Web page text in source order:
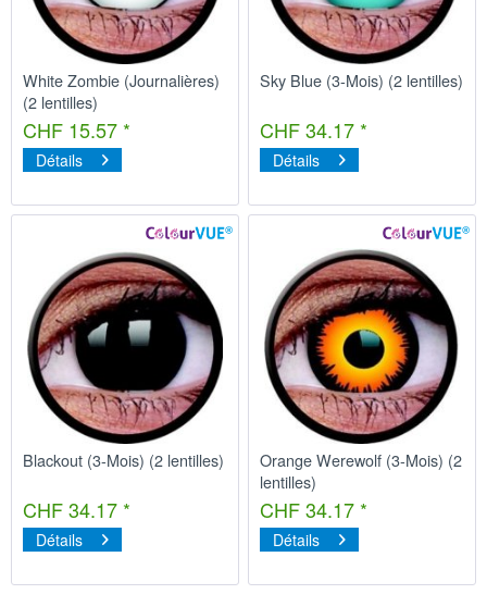
White Zombie (Journalières)
(2 lentilles)
CHF 15.57 *
Détails
Sky Blue (3-Mois) (2 lentilles)
CHF 34.17 *
Détails
Blackout (3-Mois) (2 lentilles)
CHF 34.17 *
Détails
Orange Werewolf (3-Mois) (2
lentilles)
CHF 34.17 *
Détails